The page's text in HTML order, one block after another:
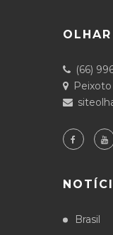
(66)
Brasil